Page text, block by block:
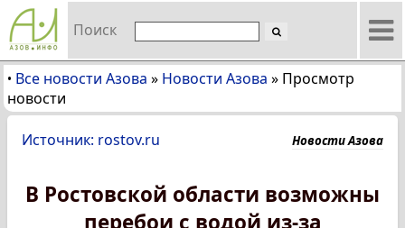
Поиск
• Все новости Азова » Новости Азова » Просмотр
новости
Источник: rostov.ru Новости Азова
В Ростовской области возможны
перебои с водой из-за